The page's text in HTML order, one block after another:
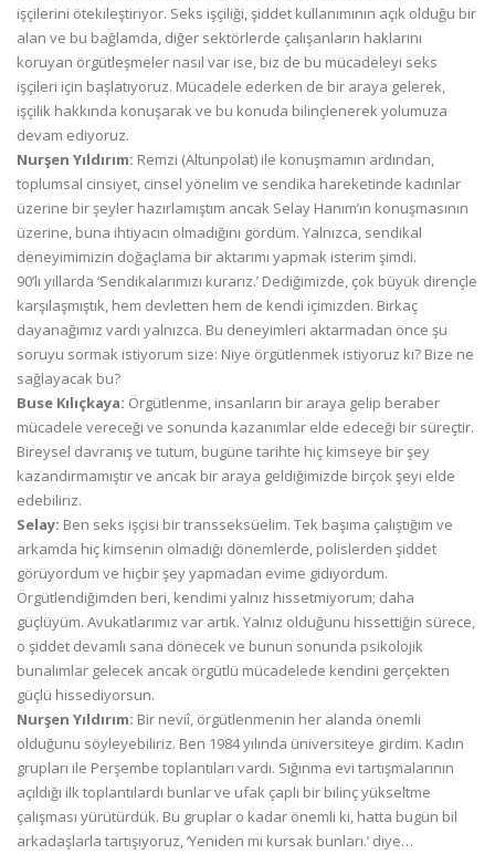
işçilerini ötekileştiriyor. Seks işçiliği, şiddet kullanımının açık olduğu bir
alan ve bu bağlamda, diğer sektörlerde çalışanların haklarını
koruyan örgütleşmeler nasıl var ise, biz de bu mücadeleyi seks
işçileri için başlatıyoruz. Mücadele ederken de bir araya gelerek,
işçilik hakkında konuşarak ve bu konuda bilinçlenerek yolumuza
devam ediyoruz.
Nurşen Yıldırım: Remzi (Altunpolat) ile konuşmamın ardından,
toplumsal cinsiyet, cinsel yönelim ve sendika hareketinde kadınlar
üzerine bir şeyler hazırlamıştım ancak Selay Hanım’ın konuşmasının
üzerine, buna ihtiyacın olmadığını gördüm. Yalnızca, sendikal
deneyimimizin doğaçlama bir aktarımı yapmak isterim şimdi.
90’lı yıllarda ‘Sendikalarımızı kurarız.’ Dediğimizde, çok büyük dirençle
karşılaşmıştık, hem devletten hem de kendi içimizden. Birkaç
dayanağımız vardı yalnızca. Bu deneyimleri aktarmadan önce şu
soruyu sormak istiyorum size: Niye örgütlenmek istiyoruz ki? Bize ne
sağlayacak bu?
Buse Kılıçkaya: Örgütlenme, insanların bir araya gelip beraber
mücadele vereceği ve sonunda kazanımlar elde edeceği bir süreçtir.
Bireysel davranış ve tutum, bugüne tarihte hiç kimseye bir şey
kazandırmamıştır ve ancak bir araya geldiğimizde birçok şeyi elde
edebiliriz.
Selay: Ben seks işçisi bir transseksüelim. Tek başıma çalıştığım ve
arkamda hiç kimsenin olmadığı dönemlerde, polislerden şiddet
görüyordum ve hiçbir şey yapmadan evime gidiyordum.
Örgütlendiğimden beri, kendimi yalnız hissetmiyorum; daha
güçlüyüm. Avukatlarımız var artık. Yalnız olduğunu hissettiğin sürece,
o şiddet devamlı sana dönecek ve bunun sonunda psikolojik
bunalımlar gelecek ancak örgütlü mücadelede kendini gerçekten
güçlü hissediyorsun.
Nurşen Yıldırım: Bir neviî, örgütlenmenin her alanda önemli
olduğunu söyleyebiliriz. Ben 1984 yılında üniversiteye girdim. Kadın
grupları ile Perşembe toplantıları vardı. Sığınma evi tartışmalarının
açıldığı ilk toplantılardı bunlar ve ufak çaplı bir bilinç yükseltme
çalışması yürütürdük. Bu gruplar o kadar önemli ki, hatta bugün bil
arkadaşlarla tartışıyoruz, ‘Yeniden mi kursak bunları.’ diye…